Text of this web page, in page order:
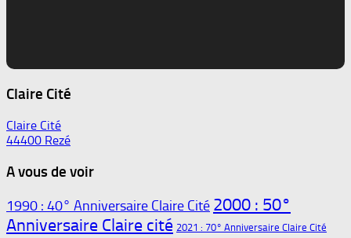
Claire Cité
Claire Cité
44400 Rezé
A vous de voir
1990 : 40° Anniversaire Claire Cité 2000 : 50°
Anniversaire Claire cité 2021 : 70° Anniversaire Claire Cité